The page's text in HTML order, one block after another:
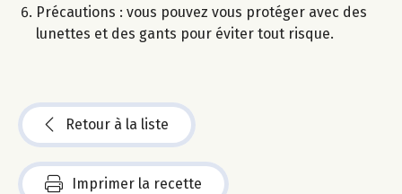
Précautions : vous pouvez vous protéger avec des
lunettes et des gants pour éviter tout risque.
Retour à la liste
Imprimer la recette